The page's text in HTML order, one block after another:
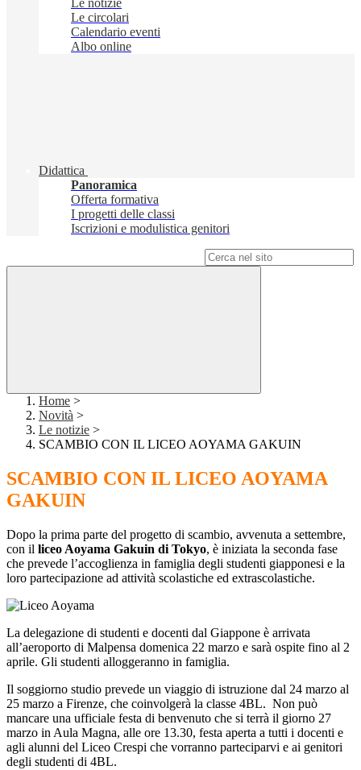
Le notizie
Le circolari
Calendario eventi
Albo online
Didattica
Panoramica
Offerta formativa
I progetti delle classi
Iscrizioni e modulistica genitori
Home >
Novità >
Le notizie >
SCAMBIO CON IL LICEO AOYAMA GAKUIN
SCAMBIO CON IL LICEO AOYAMA
GAKUIN
Dopo la prima parte del progetto di scambio, avvenuta a settembre,
con il liceo Aoyama Gakuin di Tokyo, è iniziata la seconda fase
che prevede l’accoglienza in famiglia degli studenti giapponesi e la
loro partecipazione ad attività scolastiche ed extrascolastiche.
La delegazione di studenti e docenti dal Giappone è arrivata
all’aeroporto di Malpensa domenica 22 marzo e sarà ospite fino al 2
aprile. Gli studenti alloggeranno in famiglia.
Il soggiorno studio prevede un viaggio di istruzione dal 24 marzo al
25 marzo a Firenze, che coinvolgerà la classe 4BL. Non può
mancare una ufficiale festa di benvenuto che si terrà il giorno 27
marzo in Aula Magna, alle ore 13.30, festa aperta a tutti i docenti e
agli alunni del Liceo Crespi che vorranno parteciparvi e ai genitori
degli studenti di 4BL.